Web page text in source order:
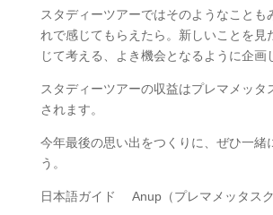
スタディーツアーではそのようなことも
れで感じてもらえたら。新しいことを見
じて考える、よき機会となるように企画
スタディーツアーの収益はプレマメッタ
されます。
今年最後の思い出をつくりに、ぜひ一緒
う。
日本語ガイド Anup（プレマメッタスク